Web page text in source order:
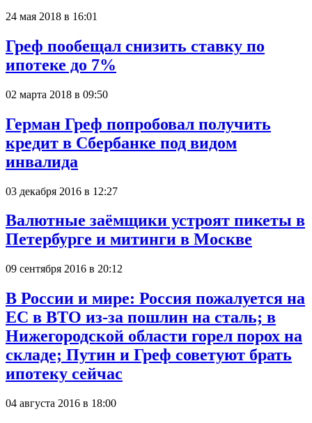
24 мая 2018 в 16:01
Греф пообещал снизить ставку по
ипотеке до 7%
02 марта 2018 в 09:50
Герман Греф попробовал получить
кредит в Сбербанке под видом
инвалида
03 декабря 2016 в 12:27
Валютные заёмщики устроят пикеты в
Петербурге и митинги в Москве
09 сентября 2016 в 20:12
В России и мире: Россия пожалуется на
ЕС в ВТО из-за пошлин на сталь; в
Нижегородской области горел порох на
складе; Путин и Греф советуют брать
ипотеку сейчас
04 августа 2016 в 18:00